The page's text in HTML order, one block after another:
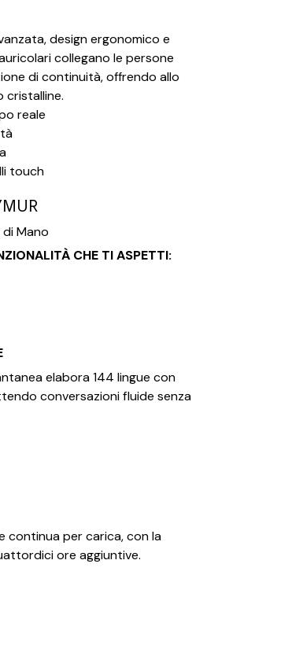
design ergonomico e
collegano le persone
di continuità, offrendo allo
cristalline.
reale
touch
Mano
CHE TI ASPETTI:
elabora 144 lingue con
conversazioni fluide senza
continua per carica, con la
ore aggiuntive.